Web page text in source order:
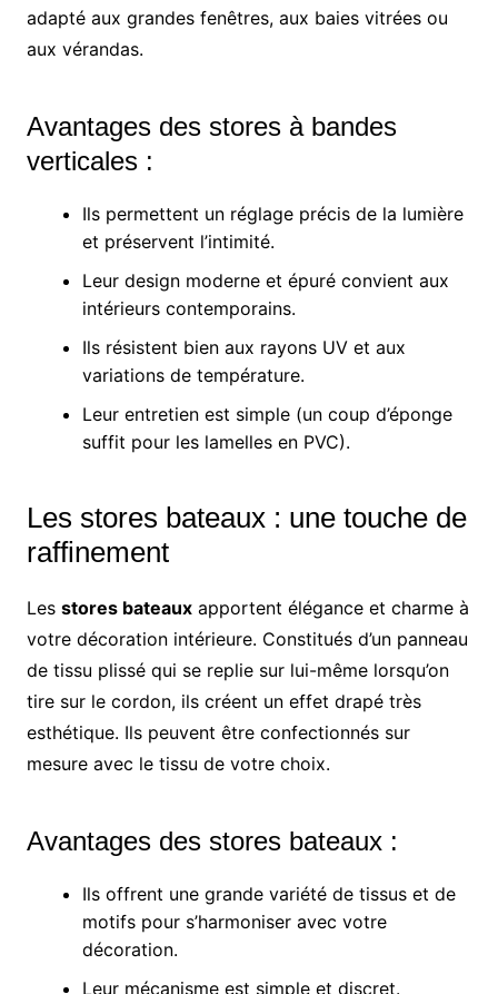
adapté aux grandes fenêtres, aux baies vitrées ou
aux vérandas.
Avantages des stores à bandes
verticales :
Ils permettent un réglage précis de la lumière
et préservent l’intimité.
Leur design moderne et épuré convient aux
intérieurs contemporains.
Ils résistent bien aux rayons UV et aux
variations de température.
Leur entretien est simple (un coup d’éponge
suffit pour les lamelles en PVC).
Les stores bateaux : une touche de
raffinement
Les stores bateauxapportent élégance et charme à
votre décoration intérieure. Constitués d’un panneau
de tissu plissé qui se replie sur lui-même lorsqu’on
tire sur le cordon, ils créent un effet drapé très
esthétique. Ils peuvent être confectionnés sur
mesure avec le tissu de votre choix.
Avantages des stores bateaux :
Ils offrent une grande variété de tissus et de
motifs pour s’harmoniser avec votre
décoration.
Leur mécanisme est simple et discret.